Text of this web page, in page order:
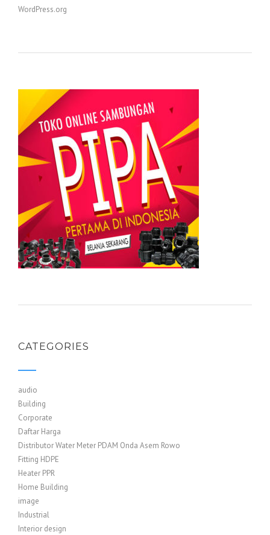
WordPress.org
CATEGORIES
audio
Building
Corporate
Daftar Harga
Distributor Water Meter PDAM Onda Asem Rowo
Fitting HDPE
Heater PPR
Home Building
image
Industrial
Interior design